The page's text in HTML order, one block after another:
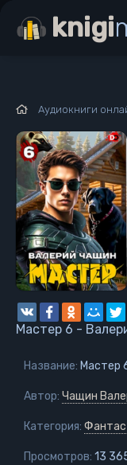
Аудиокниги
Мастер 6 -
Название: Мастер
Автор: Чащин
Категория:
Просмотров: 13
knigi